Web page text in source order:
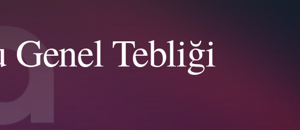
Genel Tebliği